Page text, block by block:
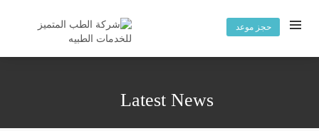
حجز موعد
Latest News